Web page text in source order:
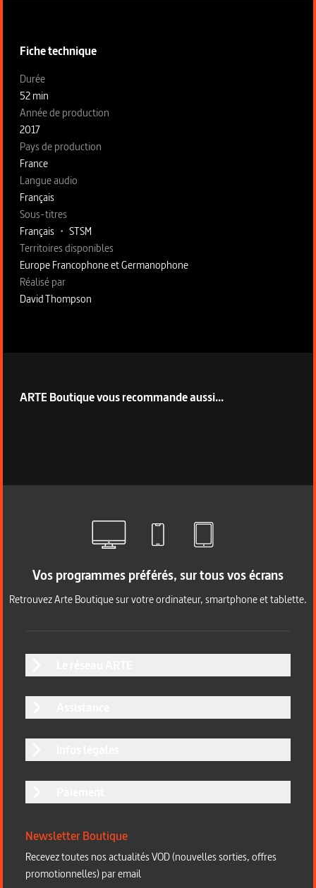
Fiche technique
Fiche technique section gauche
Durée
52 min
Année de production
2017
Pays de production
France
Langue audio
Français
Sous-titres
Français • STSM
Territoires disponibles
Europe Francophone et Germanophone
Fiche technique section droite
Réalisé par
David Thompson
ARTE Boutique vous recommande aussi...
Vos programmes préférés, sur tous vos écrans
Retrouvez Arte Boutique sur votre ordinateur, smartphone et tablette.
Newsletter Boutique
Recevez toutes nos actualités VOD (nouvelles sorties, offres
promotionnelles) par email